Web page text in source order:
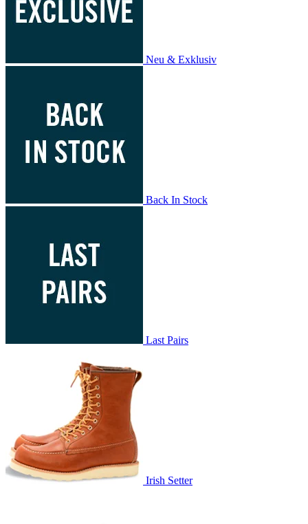
Neu & Exklusiv
Back In Stock
Last Pairs
Irish Setter